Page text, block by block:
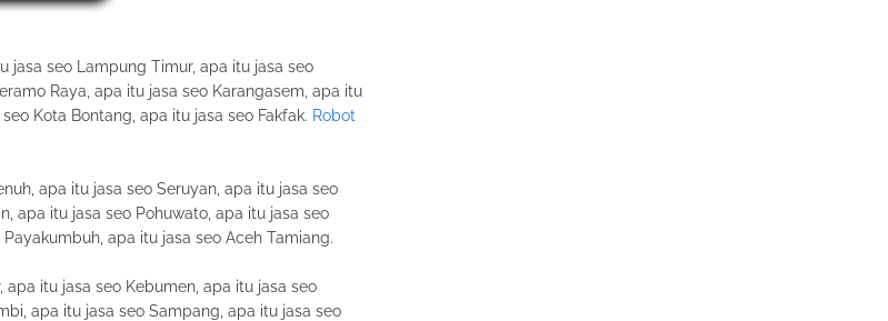
jasa seo Lampung Timur, apa itu jasa seo
Raya, apa itu jasa seo Karangasem, apa itu
Kota Bontang, apa itu jasa seo Fakfak. Robot
apa itu jasa seo Seruyan, apa itu jasa seo
apa itu jasa seo Pohuwato, apa itu jasa seo
apa itu jasa seo Aceh Tamiang.
itu jasa seo Kebumen, apa itu jasa seo
apa itu jasa seo Sampang, apa itu jasa seo